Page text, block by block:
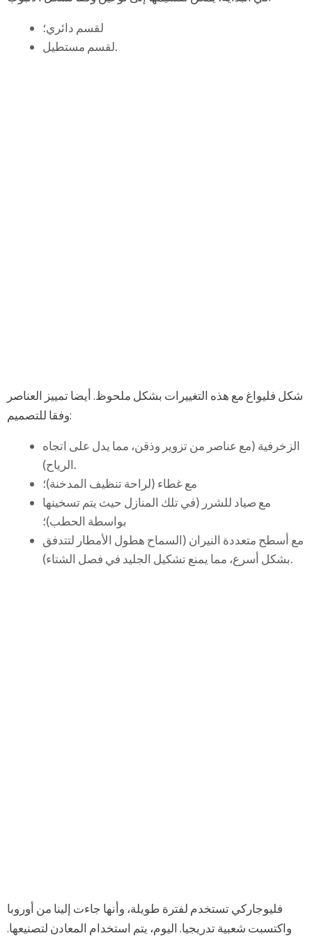
لقسم دائري؛
لقسم مستطيل.
شكل فليواغ مع هذه التغييرات بشكل ملحوظ. أيضا تمييز العناصر
وفقا للتصميم:
الزخرفية (مع عناصر من تزوير وذقن، مما يدل على اتجاه
الرياح).
مع غطاء (لراحة تنظيف المدخنة)؛
مع صياد للشرر (في تلك المنازل حيث يتم تسخينها
بواسطة الحطب)؛
مع أسطح متعددة النيران (السماح هطول الأمطار لتتدفق
بشكل أسرع، مما يمنع تشكيل الجليد في فصل الشتاء).
فليوجاركي تستخدم لفترة طويلة، وأنها جاءت إلينا من أوروبا
واكتسبت شعبية تدريجيا. اليوم، يتم استخدام المعادن لتصنيعها.